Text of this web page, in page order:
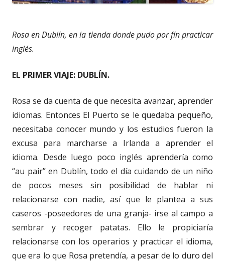
Rosa en Dublín, en la tienda donde pudo por fín practicar
inglés.
EL PRIMER VIAJE: DUBLÍN.
Rosa se da cuenta de que necesita avanzar, aprender
idiomas. Entonces El Puerto se le quedaba pequeño,
necesitaba conocer mundo y los estudios fueron la
excusa para marcharse a Irlanda a aprender el
idioma. Desde luego poco inglés aprendería como
“au pair” en Dublín, todo el día cuidando de un niño
de pocos meses sin posibilidad de hablar ni
relacionarse con nadie, así que le plantea a sus
caseros -poseedores de una granja- irse al campo a
sembrar y recoger patatas. Ello le propiciaría
relacionarse con los operarios y practicar el idioma,
que era lo que Rosa pretendía, a pesar de lo duro del